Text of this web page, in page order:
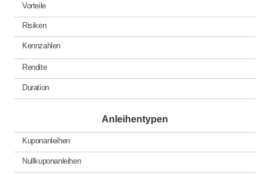
Vorteile
Risiken
Kennzahlen
Rendite
Duration
Anleihentypen
Kuponanleihen
Nullkuponanleihen